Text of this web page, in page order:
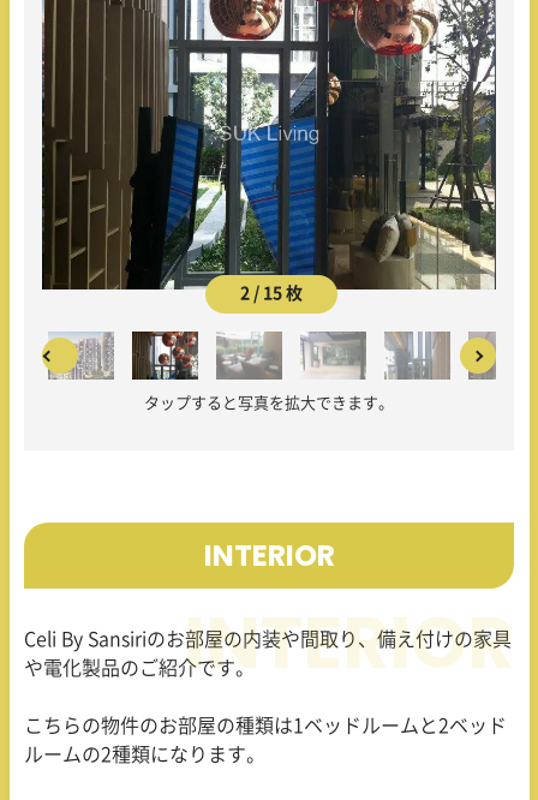
2 / 15 枚
タップすると写真を拡大できます。
INTERIOR
Celi By Sansiriのお部屋の内装や間取り、備え付けの家具
や電化製品のご紹介です。
こちらの物件のお部屋の種類は1ベッドルームと2ベッド
ルームの2種類になります。